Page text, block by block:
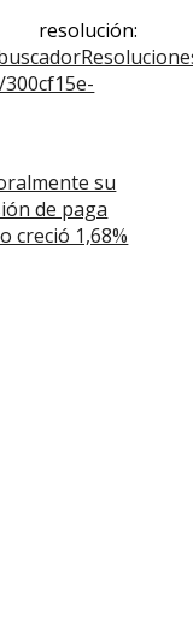
su
de paga
creció 1,68%